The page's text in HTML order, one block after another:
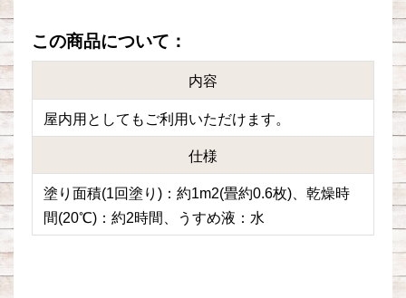
この商品について：
内容
屋内用としてもご利用いただけます。
仕様
塗り面積(1回塗り)：約1m2(畳約0.6枚)、乾燥時
間(20℃)：約2時間、うすめ液：水